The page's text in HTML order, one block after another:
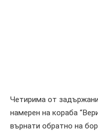
Четирима от
намерен на кораба
върнати обратно на